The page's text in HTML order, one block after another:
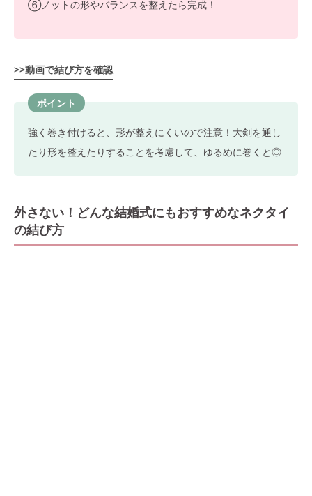
⑥ノットの形やバランスを整えたら完成！
>>動画で結び方を確認
ポイント
強く巻き付けると、形が整えにくいので注意！大剣を通し
たり形を整えたりすることを考慮して、ゆるめに巻くと◎
外さない！どんな結婚式にもおすすめなネクタイ
の結び方